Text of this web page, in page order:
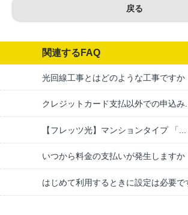
戻る
関連するFAQ
光回線工事とはどのような工事ですか
クレジットカード支払以外での申込み...
【フレッツ光】マンションタイプ 「...
いつから料金の支払いが発生しますか
はじめて利用するときに設定は必要で